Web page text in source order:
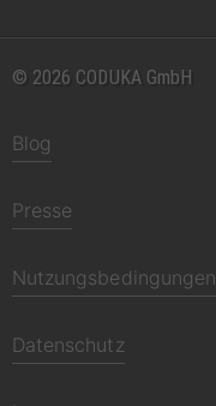
© 2026 CODUKA GmbH
Blog
Presse
Nutzungsbedingungen
Datenschutz